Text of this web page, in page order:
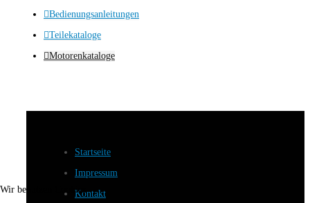
Bedienungsanleitungen
Teilekataloge
Motorenkataloge
Startseite
Impressum
Kontakt
Wir benutzen Cookies